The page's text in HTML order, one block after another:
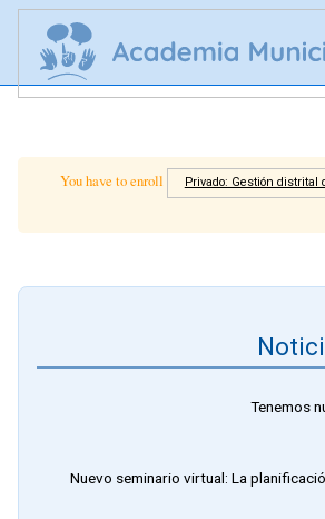
You have to enroll Privado: Gestión distrital
Tenemos
Nuevo seminario virtual: La